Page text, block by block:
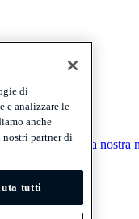
Ricevi la nostra
di
e analizzare le
anche
partner di
tutti